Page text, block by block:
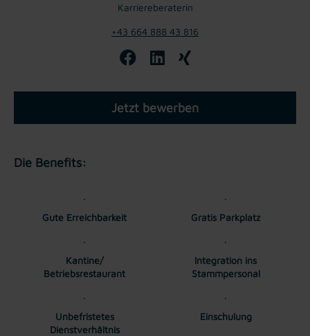
Karriereberaterin
+43 664 888 43 816
Jetzt bewerben
Die Benefits:
Gute Erreichbarkeit Gratis Parkplatz
Kantine/
Betriebsrestaurant
Integration ins
Stammpersonal
Unbefristetes
Dienstverhältnis
Einschulung